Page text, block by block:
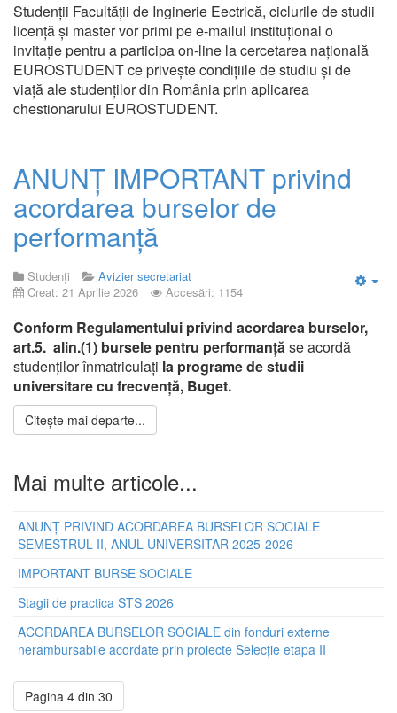
Studenții Facultății de Inginerie Eectrică, ciclurile de studii
licență și master vor primi pe e-mailul instituțional o
invitație pentru a participa on-line la cercetarea națională
EUROSTUDENT ce privește condițiile de studiu și de
viață ale studenților din România prin aplicarea
chestionarului EUROSTUDENT.
ANUNȚ IMPORTANT privind
acordarea burselor de
performanță
Studenți
Avizier secretariat
Creat: 21 Aprilie 2026
Accesări: 1154
Conform Regulamentului privind acordarea burselor,
art.5. alin.(1) bursele pentru performanțăse acordă
studenţilor înmatriculaţi la programe de studii
universitare cu frecvenţă, Buget.
Citește mai departe...
Mai multe articole...
ANUNŢ PRIVIND ACORDAREA BURSELOR SOCIALE
SEMESTRUL II, ANUL UNIVERSITAR 2025-2026
IMPORTANT BURSE SOCIALE
Stagii de practica STS 2026
ACORDAREA BURSELOR SOCIALE din fonduri externe
nerambursabile acordate prin proiecte Selecție etapa II
Pagina 4 din 30